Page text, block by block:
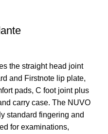
the straight head joint
and Firstnote lip plate,
pads, C foot joint plus
carry case. The NUVO
standard fingering and
for examinations,